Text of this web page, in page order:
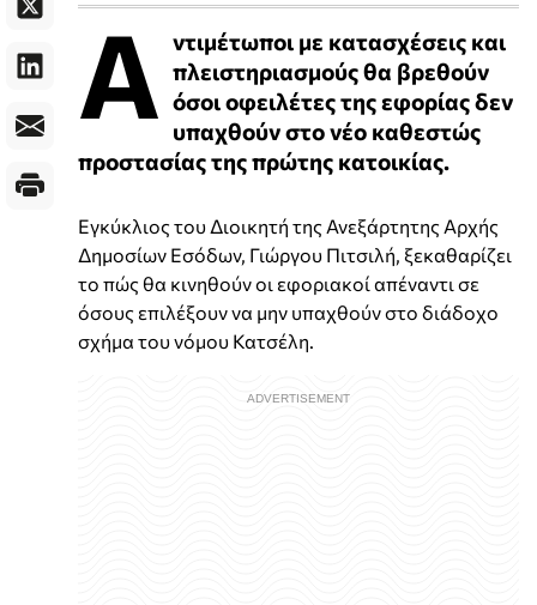
Α ντιμέτωποι με κατασχέσεις και
πλειστηριασμούς θα βρεθούν
όσοι οφειλέτες της εφορίας δεν
υπαχθούν στο νέο καθεστώς
προστασίας της πρώτης κατοικίας.
Εγκύκλιος του Διοικητή της Ανεξάρτητης Αρχής
Δημοσίων Εσόδων, Γιώργου Πιτσιλή, ξεκαθαρίζει
το πώς θα κινηθούν οι εφοριακοί απέναντι σε
όσους επιλέξουν να μην υπαχθούν στο διάδοχο
σχήμα του νόμου Κατσέλη.